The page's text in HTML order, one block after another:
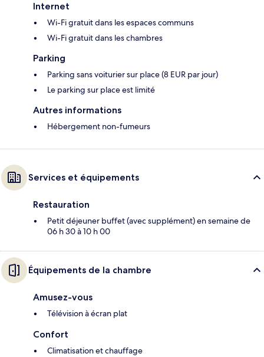
Internet
Wi-Fi gratuit dans les espaces communs
Wi-Fi gratuit dans les chambres
Parking
Parking sans voiturier sur place (8 EUR par jour)
Le parking sur place est limité
Autres informations
Hébergement non-fumeurs
Services et équipements
Restauration
Petit déjeuner buffet (avec supplément) en semaine de
06 h 30 à 10 h 00
Équipements de la chambre
Amusez-vous
Télévision à écran plat
Confort
Climatisation et chauffage